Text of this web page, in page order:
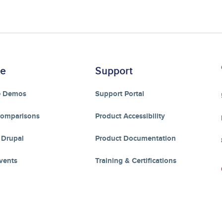
Demos
Support
Support Portal
Product Accessibility
Product Documentation
Training & Certifications